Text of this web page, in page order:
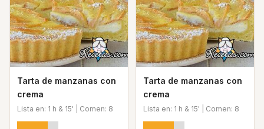
Tarta de manzanas con
crema
Lista en: 1 h & 15' | Comen: 8
Tarta de manzanas con
crema
Lista en: 1 h & 15' | Comen: 8